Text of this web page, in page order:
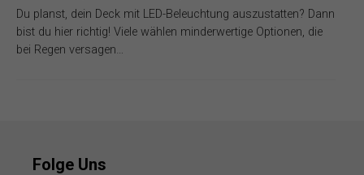
Du planst, dein Deck mit LED-Beleuchtung auszustatten? Dann
bist du hier richtig! Viele wählen minderwertige Optionen, die
bei Regen versagen…
Folge Uns